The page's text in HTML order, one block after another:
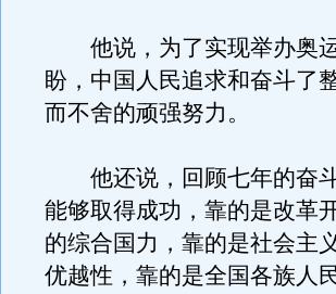
他说，为了实现举办奥运
盼，中国人民追求和奋斗了
而不舍的顽强努力。
他还说，回顾七年的奋斗
能够取得成功，靠的是改革
的综合国力，靠的是社会主
优越性，靠的是全国各族人